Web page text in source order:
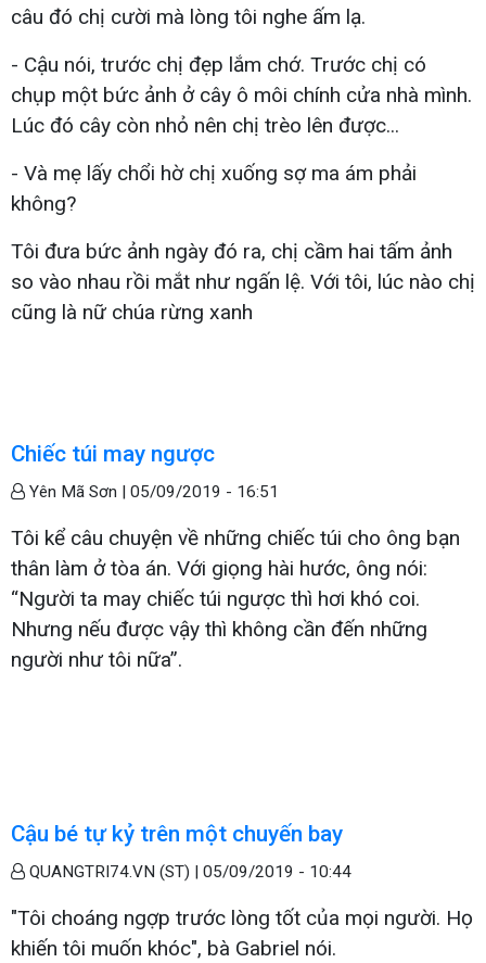
câu đó chị cười mà lòng tôi nghe ấm lạ.
- Cậu nói, trước chị đẹp lắm chớ. Trước chị có
chụp một bức ảnh ở cây ô môi chính cửa nhà mình.
Lúc đó cây còn nhỏ nên chị trèo lên được...
- Và mẹ lấy chổi hờ chị xuống sợ ma ám phải
không?
Tôi đưa bức ảnh ngày đó ra, chị cầm hai tấm ảnh
so vào nhau rồi mắt như ngấn lệ. Với tôi, lúc nào chị
cũng là nữ chúa rừng xanh
Chiếc túi may ngược
Yên Mã Sơn | 05/09/2019 - 16:51
Tôi kể câu chuyện về những chiếc túi cho ông bạn
thân làm ở tòa án. Với giọng hài hước, ông nói:
“Người ta may chiếc túi ngược thì hơi khó coi.
Nhưng nếu được vậy thì không cần đến những
người như tôi nữa”.
Cậu bé tự kỷ trên một chuyến bay
QUANGTRI74.VN (ST) | 05/09/2019 - 10:44
"Tôi choáng ngợp trước lòng tốt của mọi người. Họ
khiến tôi muốn khóc", bà Gabriel nói.